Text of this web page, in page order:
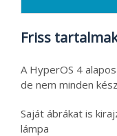
Friss
A HyperOS 4
de nem minden
Saját ábrákat is
lámpa